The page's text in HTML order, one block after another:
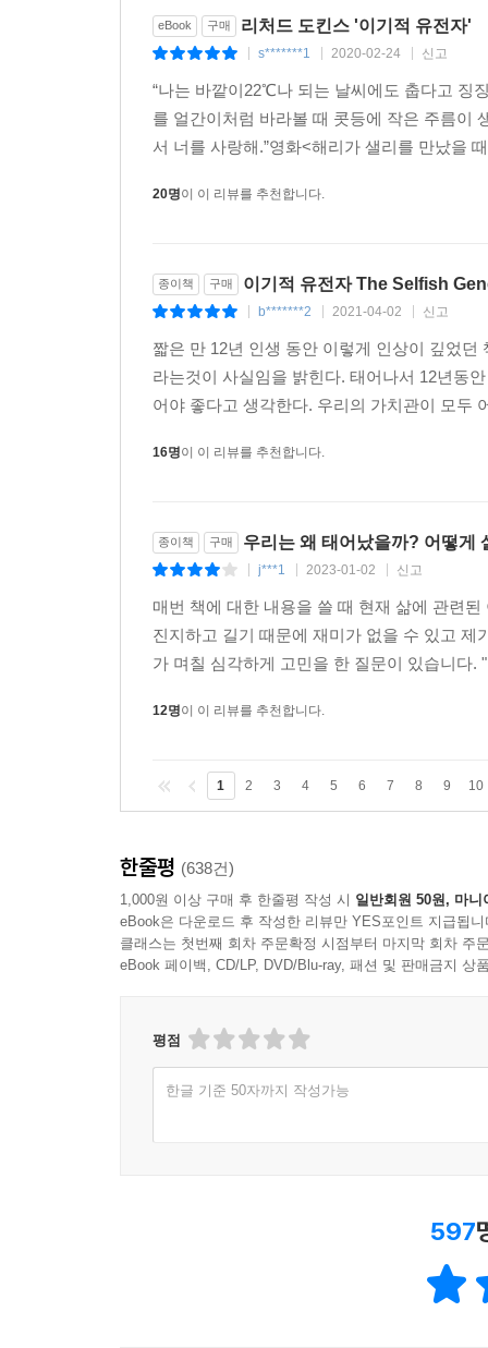
eBook 구매 리처드 도킨스 '이기적 유전자'
s*******1 2020-02-24 신고
“나는 바깥이22℃나 되는 날씨에도 춥다고 징
를 얼간이처럼 바라볼 때 콧등에 작은 주름이
서 너를 사랑해.”영화<해리가 샐리를 만났을
20명이 이 리뷰를 추천합니다.
종이책 구매 이기적 유전자 The Selfish
b*******2 2021-04-02 신고
짧은 만 12년 인생 동안 이렇게 인상이 깊었
라는것이 사실임을 밝힌다. 태어나서 12년동
어야 좋다고 생각한다. 우리의 가치관이 모두
16명이 이 리뷰를 추천합니다.
종이책 구매 우리는 왜 태어났을까? 어떻게
j***1 2023-01-02 신고
매번 책에 대한 내용을 쓸 때 현재 삶에 관련
진지하고 길기 때문에 재미가 없을 수 있고
가 며칠 심각하게 고민을 한 질문이 있습니다
12명이 이 리뷰를 추천합니다.
1 2 3 4 5 6 7 8 9 10
한줄평 (638건)
1,000원 이상 구매 후 한줄평 작성 시 일반회원 50원, 마니
eBook은 다운로드 후 작성한 리뷰만 YES포인트 지급됩니
클래스는 첫번째 회차 주문확정 시점부터 마지막 회차 주
eBook 페이백, CD/LP, DVD/Blu-ray, 패션 및 판매금지 상
평점
한글 기준 50자까지 작성가능
597